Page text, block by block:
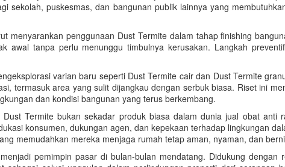
sekolah, puskesmas, dan bangunan publik lainnya yang
menyarankan penggunaan Dust Termite dalam tahap finishing
awal tanpa perlu menunggu timbulnya kerusakan. Langkah
varian baru seperti Dust Termite cair dan Dust Termite
termasuk area yang sulit dijangkau dengan serbuk biasa. Riset ini
dan kondisi bangunan yang terus berkembang.
Termite bukan sekadar produk biasa dalam dunia jual obat anti
konsumen, dukungan agen, dan kepekaan terhadap lingkungan
memudahkan mereka menjaga rumah tetap aman, nyaman, dan
pemimpin pasar di bulan-bulan mendatang. Didukung dengan